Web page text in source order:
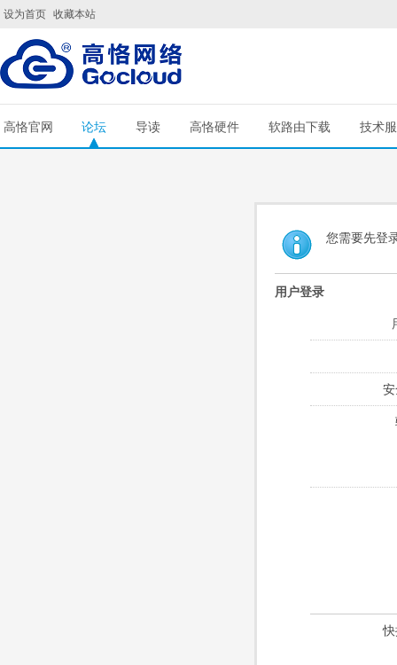
设为首页 收藏本站
高恪官网 论坛 导读 高恪硬件 软路由下载 技术
您需要先登
用户登录